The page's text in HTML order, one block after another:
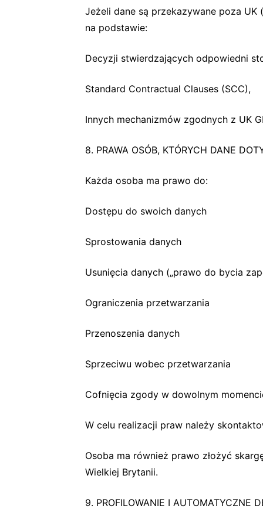
Jeżeli dane są przekazywane poza
na podstawie:
Decyzji stwierdzających odpowiedni
Standard Contractual Clauses (SCC),
Innych mechanizmów zgodnych z UK
8. PRAWA OSÓB, KTÓRYCH DANE
Każda osoba ma prawo do:
Dostępu do swoich danych
Sprostowania danych
Usunięcia danych („prawo do bycia
Ograniczenia przetwarzania
Przenoszenia danych
Sprzeciwu wobec przetwarzania
Cofnięcia zgody w dowolnym
W celu realizacji praw należy
Osoba ma również prawo złożyć
Wielkiej Brytanii.
9. PROFILOWANIE I AUTOMATYCZNE